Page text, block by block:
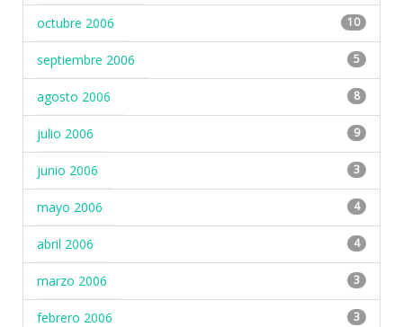
octubre 2006 10
septiembre 2006 5
agosto 2006 8
julio 2006 9
junio 2006 3
mayo 2006 4
abril 2006 4
marzo 2006 3
febrero 2006 3